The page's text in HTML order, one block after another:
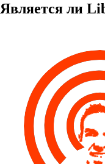
Является ли